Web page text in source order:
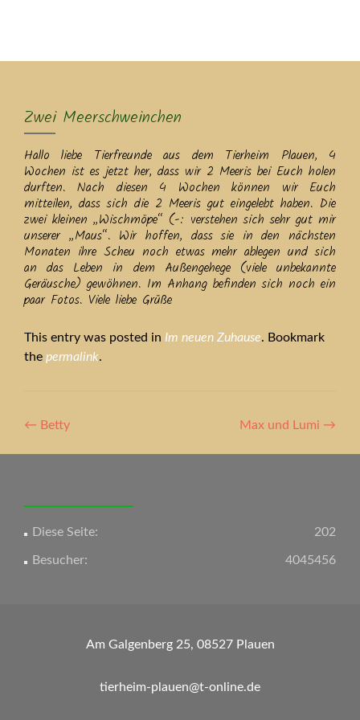
Zwei Meerschweinchen
Hallo liebe Tierfreunde aus dem Tierheim Plauen, 4
Wochen ist es jetzt her, dass wir 2 Meeris bei Euch holen
durften. Nach diesen 4 Wochen können wir Euch
mitteilen, dass sich die 2 Meeris gut eingelebt haben. Die
zwei kleinen „Wischmöpe“ (-: verstehen sich sehr gut mir
unserer „Maus“. Wir hoffen, dass sie in den nächsten
Monaten ihre Scheu noch etwas mehr ablegen und sich
an das Leben in dem Außengehege (viele unbekannte
Geräusche) gewöhnen. Im Anhang befinden sich noch ein
paar Fotos. Viele liebe Grüße
This entry was posted in Im neuen Zuhause. Bookmark
the permalink.
Artikel-
Navigation
← Betty Max und Lumi →
202
Diese Seite:
4045456
Besucher:
Am Galgenberg 25, 08527 Plauen
tierheim-plauen@t-online.de